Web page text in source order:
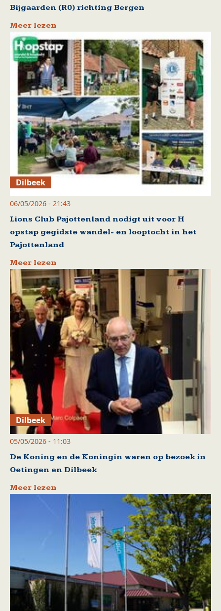
Bijgaarden (R0) richting Bergen
Meer lezen
Dilbeek
06/05/2026 - 21:43
Lions Club Pajottenland nodigt uit voor H
opstap gegidste wandel- en looptocht in het
Pajottenland
Meer lezen
Dilbeek
05/05/2026 - 11:03
De Koning en de Koningin waren op bezoek in
Oetingen en Dilbeek
Meer lezen